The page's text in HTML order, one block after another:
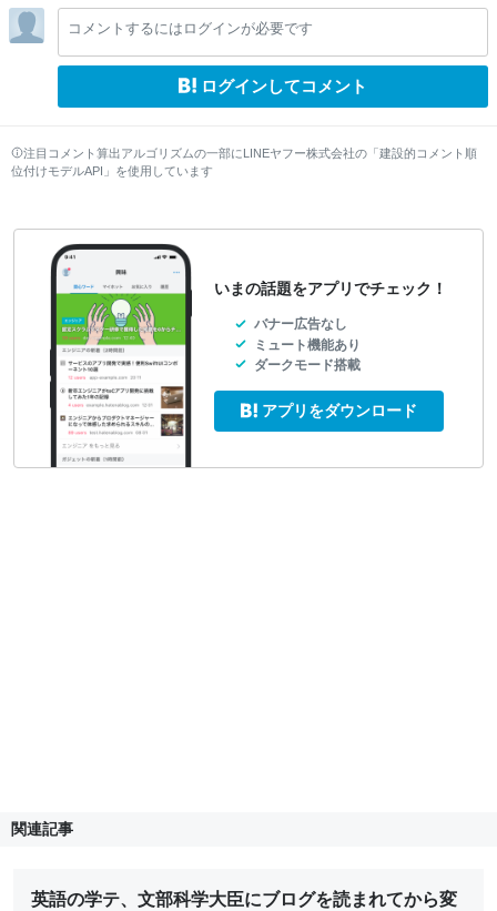
lo
w
lo
w
lo
w
lo
w
コメントするにはログインが必要です
ログインしてコメント
注目コメント算出アルゴリズムの一部にLINEヤフー株式会社の「建設的コメント順
位付けモデルAPI」を使用しています
いまの話題をアプリでチェック！
バナー広告なし
ミュート機能あり
ダークモード搭載
アプリをダウンロード
関連記事
英語の学テ、文部科学大臣にブログを読まれてから変